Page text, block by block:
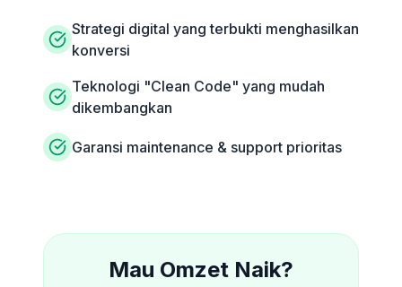
Strategi digital yang terbukti menghasilkan
konversi
Teknologi "Clean Code" yang mudah
dikembangkan
Garansi maintenance & support prioritas
Mau Omzet Naik?